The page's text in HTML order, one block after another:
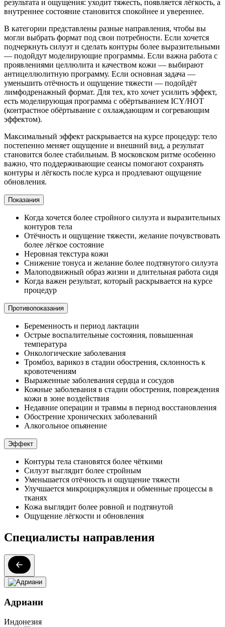
результата и ощущения: уходит тяжесть, появляется лёгкость, а
внутреннее состояние становится спокойнее и увереннее.
В категории представлены разные направления, чтобы вы
могли выбрать формат под свои потребности. Если хочется
подчеркнуть силуэт и сделать контуры более выразительными
— подойдут моделирующие программы. Если важна работа с
проявлениями целлюлита и качеством кожи — выбирают
антицеллюлитную программу. Если основная задача —
уменьшить отёчность и ощущение тяжести — подойдёт
лимфодренажный формат. Для тех, кто хочет усилить эффект,
есть моделирующая программа с обёртыванием ICY/HOT
(контрастное обёртывание с охлаждающим и согревающим
эффектом).
Максимальный эффект раскрывается на курсе процедур: тело
постепенно меняет ощущение и внешний вид, а результат
становится более стабильным. В московском ритме особенно
важно, что поддерживающие сеансы помогают сохранять
контуры и лёгкость после курса и продлевают ощущение
обновления.
Показания
Когда хочется более стройного силуэта и выразительных
контуров тела
Отёчность и ощущение тяжести, желание почувствовать
более лёгкое состояние
Неровная текстура кожи
Снижение тонуса и желание более подтянутого силуэта
Малоподвижный образ жизни и длительная работа сидя
Когда важен результат, который раскрывается на курсе
процедур
Противопоказания
Беременность и период лактации
Острые воспалительные состояния, повышенная
температура
Онкологические заболевания
Тромбоз, варикоз в стадии обострения, склонность к
кровотечениям
Выраженные заболевания сердца и сосудов
Кожные заболевания в стадии обострения, повреждения
кожи в зоне воздействия
Недавние операции и травмы в период восстановления
Обострение хронических заболеваний
Алкогольное опьянение
Эффект
Контуры тела становятся более чёткими
Силуэт выглядит более стройным
Уменьшается отёчность и ощущение тяжести
Улучшается микроциркуляция и обменные процессы в
тканях
Кожа выглядит более ровной и подтянутой
Ощущение лёгкости и обновления
Специалисты направления
Адриани
Индонезия